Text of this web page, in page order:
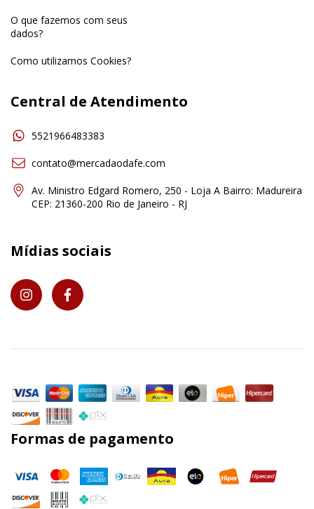
O que fazemos com seus
dados?
Como utilizamos Cookies?
Central de Atendimento
5521966483383
contato@mercadaodafe.com
Av. Ministro Edgard Romero, 250 - Loja A Bairro: Madureira
CEP: 21360-200 Rio de Janeiro - RJ
Mídias sociais
Formas de pagamento